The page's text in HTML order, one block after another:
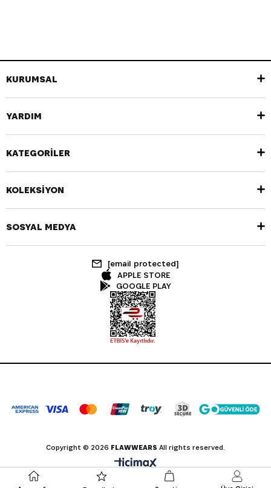
KURUMSAL
YARDIM
KATEGORİLER
KOLEKSİYON
SOSYAL MEDYA
[email protected]
APPLE STORE
GOOGLE PLAY
Copyright © 2026 FLAWWEARS All rights reserved.